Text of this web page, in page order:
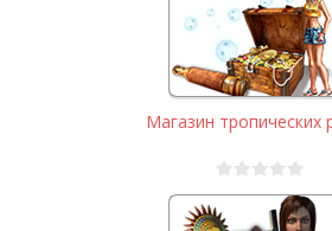
Магазин тропических